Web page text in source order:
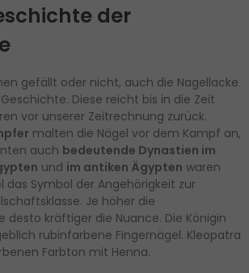
der
gefällt oder nicht, auch die Nagellacke
Diese reicht bis in die Zeit
vor unserer Zeitrechnung zurück.
malten die Nägel vor dem Kampf an,
auch bedeutende Dynastien im
und im antiken Ägypten waren
das Symbol der Angehörigkeit zur
Je höher die
desto kräftiger die Nuance. Die Königin
rubinfarbene Fingernägel. Kleopatra
Farbton mit Henna.